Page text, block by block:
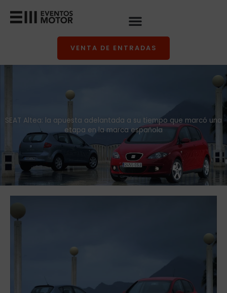
VENTA DE ENTRADAS
SEAT Altea: la apuesta adelantada a su tiempo que marcó una
etapa en la marca española